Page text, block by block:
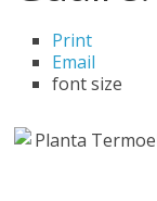
q
u
Print
Email
font size